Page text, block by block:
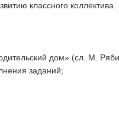
классного коллектива.
дом» (сл. М.
заданий;